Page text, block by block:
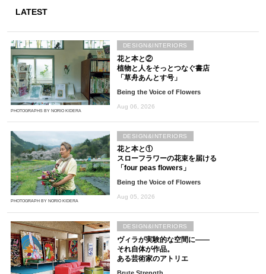
LATEST
PHOTOGRAPHS BY NORIO KIDERA
花と本と②
植物と人をそっとつなぐ書店
「草舟あんとす号」
Being the Voice of Flowers
Aug 06, 2026
DESIGN&INTERIORS
PHOTOGRAPH BY NORIO KIDERA
花と本と①
スローフラワーの花束を届ける
「four peas flowers」
Being the Voice of Flowers
Aug 05, 2026
DESIGN&INTERIORS
ヴィラが実験的な空間に――
それ自体が作品。
ある芸術家のアトリエ
DESIGN&INTERIORS